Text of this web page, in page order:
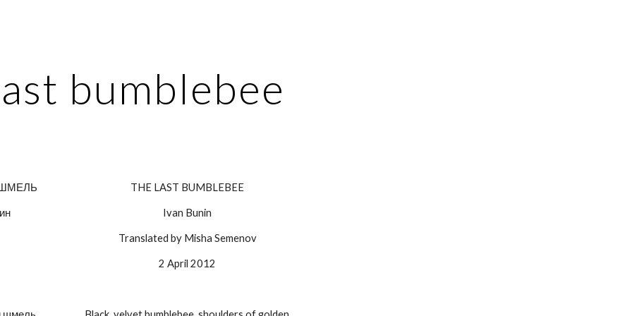
bumblebee
THE LAST BUMBLEBEE
Ivan Bunin
Translated by Misha Semenov
2 April 2012